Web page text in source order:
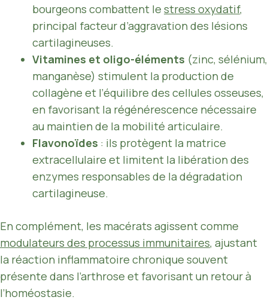
bourgeons combattent le stress oxydatif,
principal facteur d’aggravation des lésions
cartilagineuses.
Vitamines et oligo-éléments (zinc, sélénium,
manganèse) stimulent la production de
collagène et l’équilibre des cellules osseuses,
en favorisant la régénérescence nécessaire
au maintien de la mobilité articulaire.
Flavonoïdes : ils protègent la matrice
extracellulaire et limitent la libération des
enzymes responsables de la dégradation
cartilagineuse.
En complément, les macérats agissent comme
modulateurs des processus immunitaires, ajustant
la réaction inflammatoire chronique souvent
présente dans l’arthrose et favorisant un retour à
l’homéostasie.